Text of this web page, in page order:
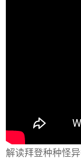
解读拜登种种怪